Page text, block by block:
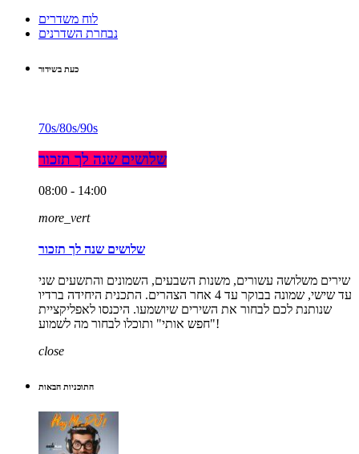
לוח משדרים
נבחרת השדרנים
כעת בשידור
70s/80s/90s
שלושים שנה לך תזכור
08:00 - 14:00
more_vert
שלושים שנה לך תזכור
שירים משלושה עשורים, משנות השבעים, השמונים והתשעים שני
עד שישי, שמונה בבוקר עד 4 אחר הצהרים. התכנית היחידה ברדיו
שנותנת לכם לבחור את השירים שיושמעו. היכנסו לאפליקציית
"חפש אותי" ותוכלו לבחור מה לשמוע!
close
התוכניות הבאות